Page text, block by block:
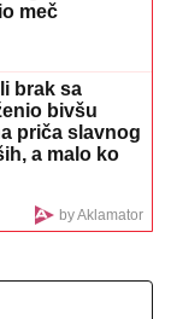
na
Beograd
ONDA SU
NOĆ!
5 metara: